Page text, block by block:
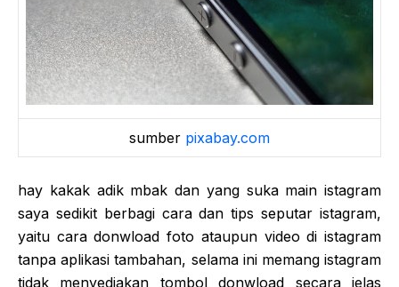
sumber pixabay.com
hay kakak adik mbak dan yang suka main istagram
saya sedikit berbagi cara dan tips seputar istagram,
yaitu cara donwload foto ataupun video di istagram
tanpa aplikasi tambahan, selama ini memang istagram
tidak menyediakan tombol donwload secara jelas